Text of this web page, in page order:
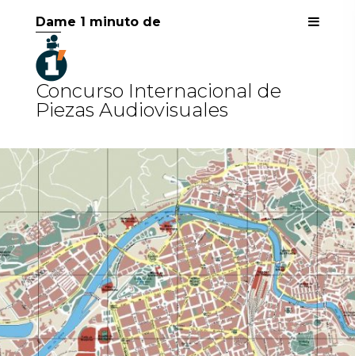
Dame 1 minuto de
Concurso Internacional de
Piezas Audiovisuales